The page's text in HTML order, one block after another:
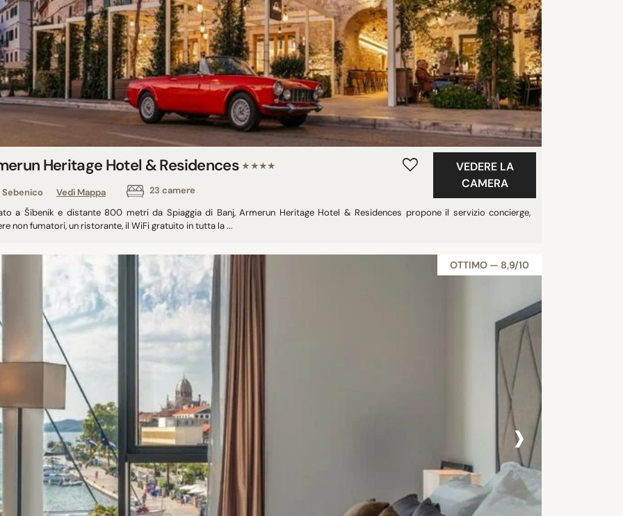
Heritage Hotel & Residences ★★★★
Sebenico Vedi Mappa 23 camere
VEDERE LA
CAMERA
a Šibenik e distante 800 metri da Spiaggia di Banj, Armerun Heritage Hotel & Residences propone il servizio concierge,
non fumatori, un ristorante, il WiFi gratuito in tutta la ...
OTTIMO — 8,9/10
›